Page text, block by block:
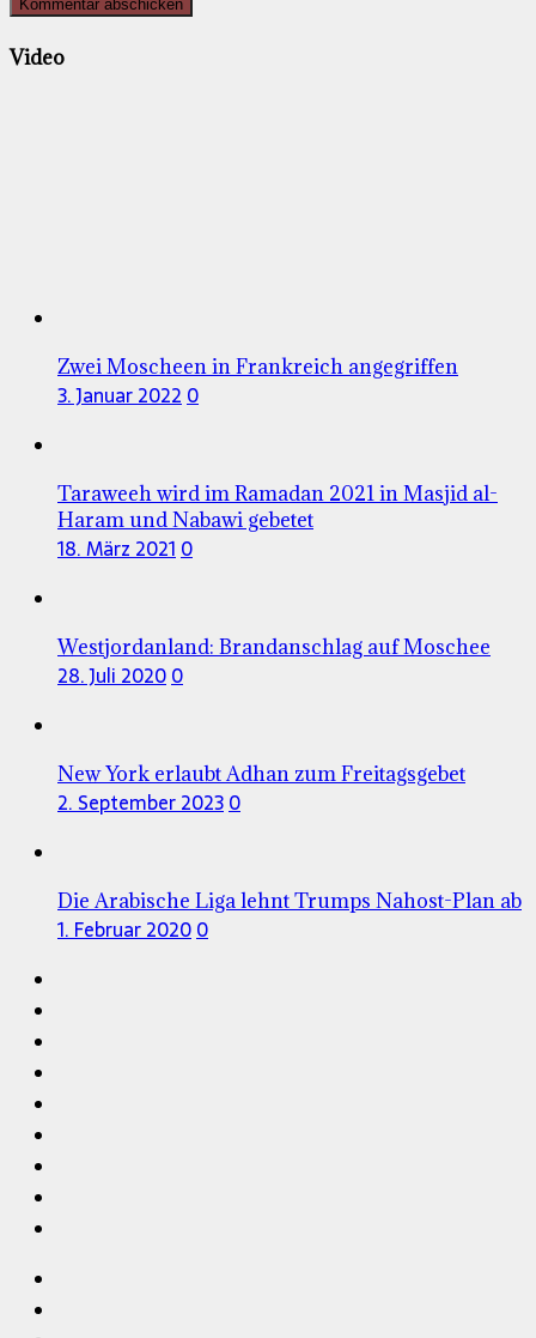
Video
Zwei Moscheen in Frankreich angegriffen
3. Januar 2022 0
Taraweeh wird im Ramadan 2021 in Masjid al-
Haram und Nabawi gebetet
18. März 2021 0
Westjordanland: Brandanschlag auf Moschee
28. Juli 20200
New York erlaubt Adhan zum Freitagsgebet
2. September 20230
Die Arabische Liga lehnt Trumps Nahost-Plan ab
1. Februar 20200